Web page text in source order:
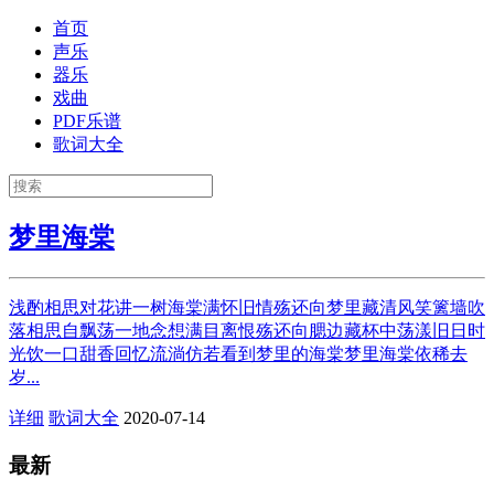
首页
声乐
器乐
戏曲
PDF乐谱
歌词大全
梦里海棠
浅酌相思对花讲一树海棠满怀旧情殇还向梦里藏清风笑篱墙吹
落相思自飘荡一地念想满目离恨殇还向腮边藏杯中荡漾旧日时
光饮一口甜香回忆流淌仿若看到梦里的海棠梦里海棠依稀去
岁...
详细 歌词大全 2020-07-14
最新